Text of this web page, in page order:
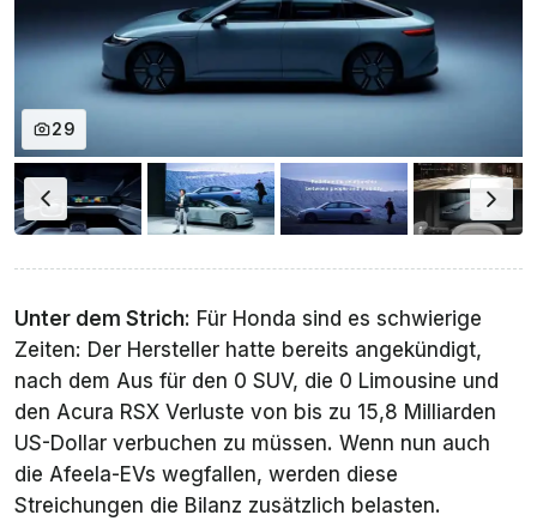
29
Unter dem Strich: Für Honda sind es schwierige
Zeiten: Der Hersteller hatte bereits angekündigt,
nach dem Aus für den 0 SUV, die 0 Limousine und
den Acura RSX Verluste von bis zu 15,8 Milliarden
US-Dollar verbuchen zu müssen. Wenn nun auch
die Afeela-EVs wegfallen, werden diese
Streichungen die Bilanz zusätzlich belasten.